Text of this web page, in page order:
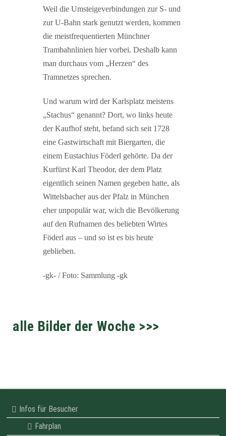
Weil die Umsteigeverbindungen zur S- und
zur U-Bahn stark genutzt werden, kommen
die meistfrequentierten Münchner
Trambahnlinien hier vorbei. Deshalb kann
man durchaus vom „Herzen“ des
Tramnetzes sprechen.
Und warum wird der Karlsplatz meistens
„Stachus“ genannt? Dort, wo links heute
der Kaufhof steht, befand sich seit 1728
eine Gastwirtschaft mit Biergarten, die
einem Eustachius Föderl gehörte. Da der
Kurfürst Karl Theodor, der dem Platz
eigentlich seinen Namen gegeben hatte, als
Wittelsbacher aus der Pfalz in München
eher unpopulär war, wich die Bevölkerung
auf den Rufnamen des beliebten Wirtes
Föderl aus – und so ist es bis heute
geblieben.
-gk- / Foto: Sammlung -gk
alle Bilder der Woche >>>
Infos für Besucher
Fahrplan